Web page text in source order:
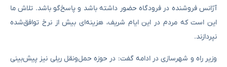
آژانس فروشنده در فرودگاه حضور داشته باشد و پاسخ‌گو باشد. تلاش ما
این است که مردم در این ایام شریف، هزینه‌ای بیش از نرخ توافق‌شده
نپردازند.
وزیر راه و شهرسازی در ادامه گفت: در حوزه حمل‌ونقل ریلی نیز پیش‌بینی